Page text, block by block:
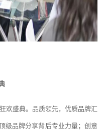
欢盛典。品质领先，优质品牌汇
级品牌分享背后专业力量；创意